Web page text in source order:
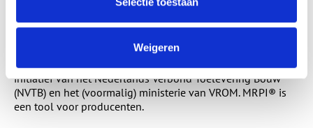
Weigeren
1.3.3 Milieurelevante productinformatie
Milieu Relevante Product Informatie (MRPI®) is een
initiatief van het Nederlands Verbond Toelevering Bouw
(NVTB) en het (voormalig) ministerie van VROM. MRPI® is
een tool voor producenten.